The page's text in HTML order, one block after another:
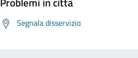
Segnala disservizio